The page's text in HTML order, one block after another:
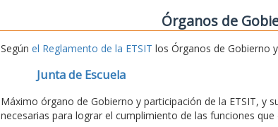
Órganos de
Según el Reglamento de la ETSIT los Órganos de Gobierno
Junta de Escuela
Máximo órgano de Gobierno y participación de la ETSIT, y
necesarias para lograr el cumplimiento de las funciones